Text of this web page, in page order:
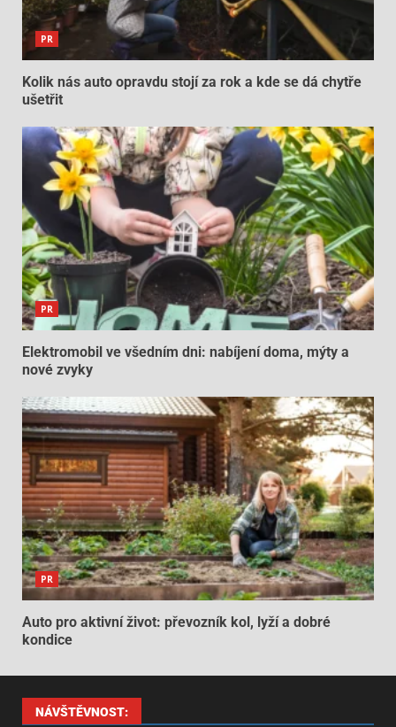
PR
Kolik nás auto opravdu stojí za rok a kde se dá chytře
ušetřit
PR
Elektromobil ve všedním dni: nabíjení doma, mýty a
nové zvyky
PR
Auto pro aktivní život: převozník kol, lyží a dobré
kondice
NÁVŠTĚVNOST: